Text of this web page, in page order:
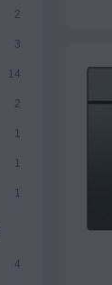
2
3
14
2
1
1
1
4